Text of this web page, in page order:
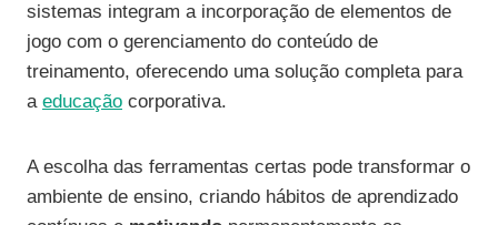
sistemas integram a incorporação de elementos de
jogo com o gerenciamento do conteúdo de
treinamento, oferecendo uma solução completa para
a educação corporativa.
A escolha das ferramentas certas pode transformar o
ambiente de ensino, criando hábitos de aprendizado